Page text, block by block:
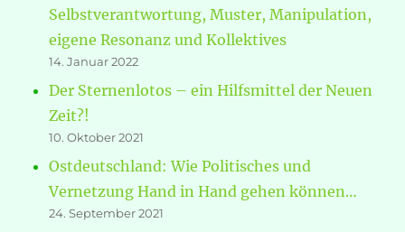
Selbstverantwortung, Muster, Manipulation,
eigene Resonanz und Kollektives
14. Januar 2022
Der Sternenlotos – ein Hilfsmittel der Neuen
Zeit?!
10. Oktober 2021
Ostdeutschland: Wie Politisches und
Vernetzung Hand in Hand gehen können…
24. September 2021